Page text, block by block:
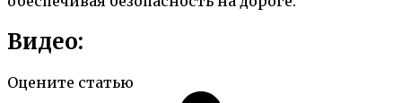
Видео:
Оцените статью